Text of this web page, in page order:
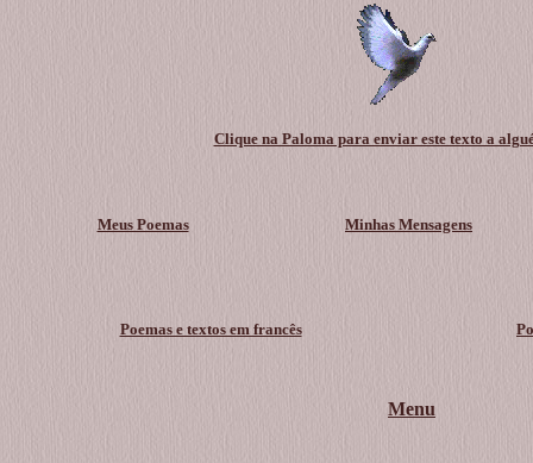
Clique na Paloma para enviar este texto a
Meus Poemas Minhas Mensagens
Poemas e textos em francês
Menu